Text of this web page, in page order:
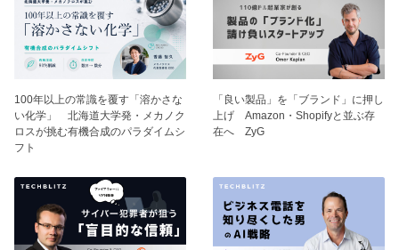
100年以上の常識を覆す「溶かさな
い化学」 北海道大学発・メカノク
ロスが挑む有機合成のパラダイムシ
フト
「良い製品」を「ブランド」に押し
上げ Amazon・Shopifyと並ぶ存
在へ ZyG